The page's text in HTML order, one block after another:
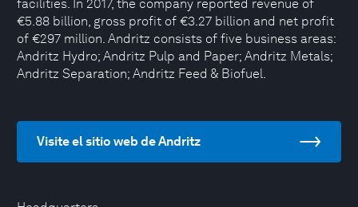
facilities. In 2017, the company reported revenue of
€5.88 billion, gross profit of €3.27 billion and net profit
of €297 million. Andritz consists of five business areas:
Andritz Hydro; Andritz Pulp and Paper; Andritz Metals;
Andritz Separation; Andritz Feed & Biofuel.
Visite el sitio web de Andritz